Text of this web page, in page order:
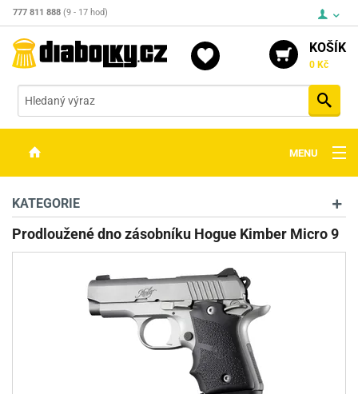
777 811 888 (9 - 17 hod)
KOŠÍK
0 Kč
MENU
OPTIKA
STŘELIVO
PŘÍSLUŠENSTVÍ
DETEKTORY KOVŮ
KATEGORIE
Prodloužené dno zásobníku Hogue Kimber Micro 9